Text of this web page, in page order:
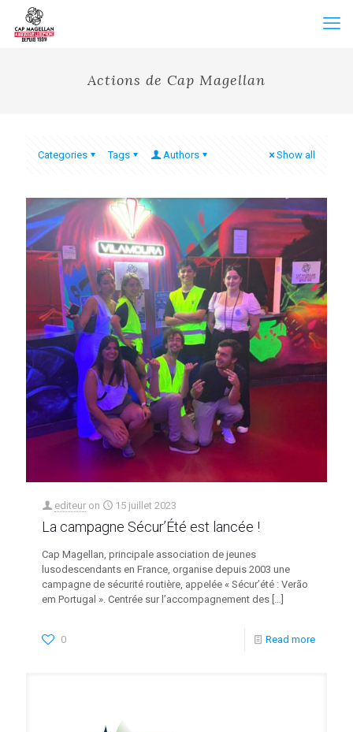
Actions de Cap Magellan
Categories Tags Authors Show all
editeur on 15 juillet 2023
La campagne Sécur’Été est lancée !
Cap Magellan, principale association de jeunes
lusodescendants en France, organise depuis 2003 une
campagne de sécurité routière, appelée « Sécur’été : Verão
em Portugal ». Centrée sur l’accompagnement des […]
0 Read more